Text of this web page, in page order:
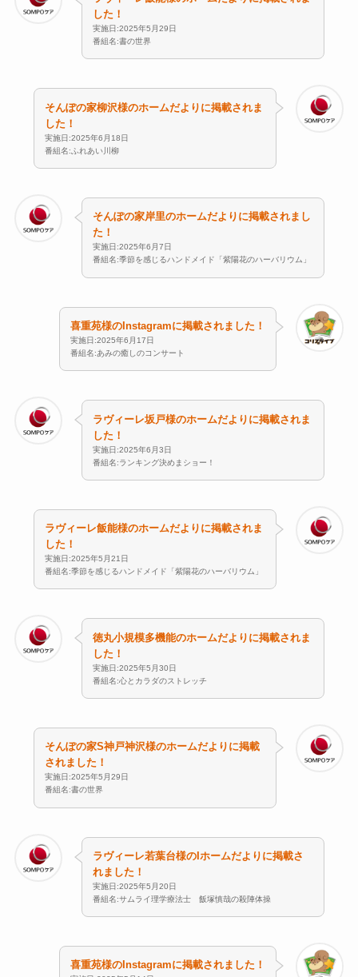
した！
実施日:2025年5月29日
番組名:書の世界
そんぽの家柳沢様のホームだよりに掲載されま
した！
実施日:2025年6月18日
番組名:ふれあい川柳
そんぽの家岸里のホームだよりに掲載されまし
た！
実施日:2025年6月7日
番組名:季節を感じるハンドメイド「紫陽花のハーバリウム」
喜重苑様のInstagramに掲載されました！
実施日:2025年6月17日
番組名:あみの癒しのコンサート
ラヴィーレ坂戸様のホームだよりに掲載されま
した！
実施日:2025年6月3日
番組名:ランキング決めまショー！
ラヴィーレ飯能様のホームだよりに掲載されま
した！
実施日:2025年5月21日
番組名:季節を感じるハンドメイド「紫陽花のハーバリウム」
徳丸小規模多機能のホームだよりに掲載されま
した！
実施日:2025年5月30日
番組名:心とカラダのストレッチ
そんぽの家S神戸神沢様のホームだよりに掲載
されました！
実施日:2025年5月29日
番組名:書の世界
ラヴィーレ若葉台様のIホームだよりに掲載さ
れました！
実施日:2025年5月20日
番組名:サムライ理学療法士 飯塚慎哉の殺陣体操
喜重苑様のInstagramに掲載されました！